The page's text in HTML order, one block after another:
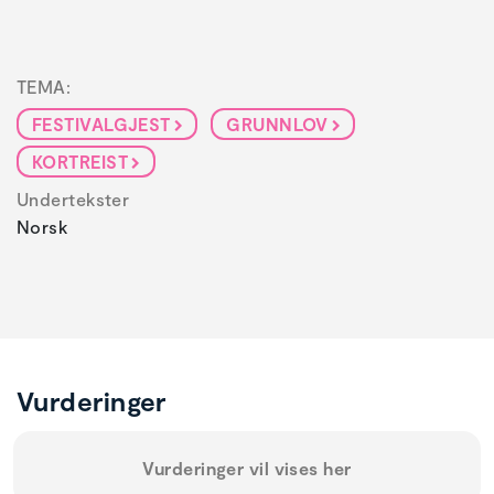
TEMA:
FESTIVALGJEST
GRUNNLOV
KORTREIST
Undertekster
Norsk
Vurderinger
Vurderinger vil vises her